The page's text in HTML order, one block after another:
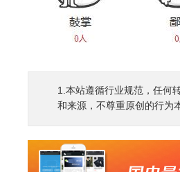
1.本站遵循行业规范，任何
和来源，不尊重原创的行为